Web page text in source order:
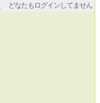
どなたもログインしてません